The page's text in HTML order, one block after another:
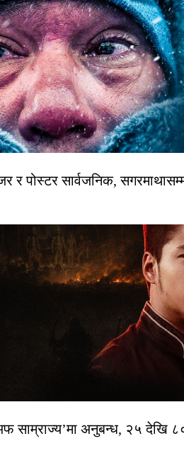
र पोस्टर सार्वजनिक,
साम्राज्य’मा अनुबन्ध, २५ देखि